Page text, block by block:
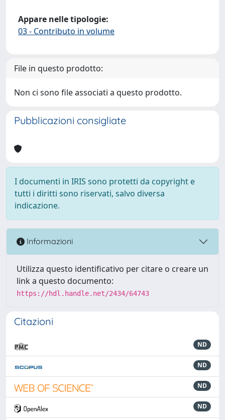
Appare nelle tipologie:
03 - Contributo in volume
File in questo prodotto:
Non ci sono file associati a questo prodotto.
Pubblicazioni consigliate
I documenti in IRIS sono protetti da copyright e
tutti i diritti sono riservati, salvo diversa
indicazione.
Informazioni
Utilizza questo identificativo per citare o creare un
link a questo documento:
https://hdl.handle.net/2434/64743
Citazioni
ND
ND
ND
ND